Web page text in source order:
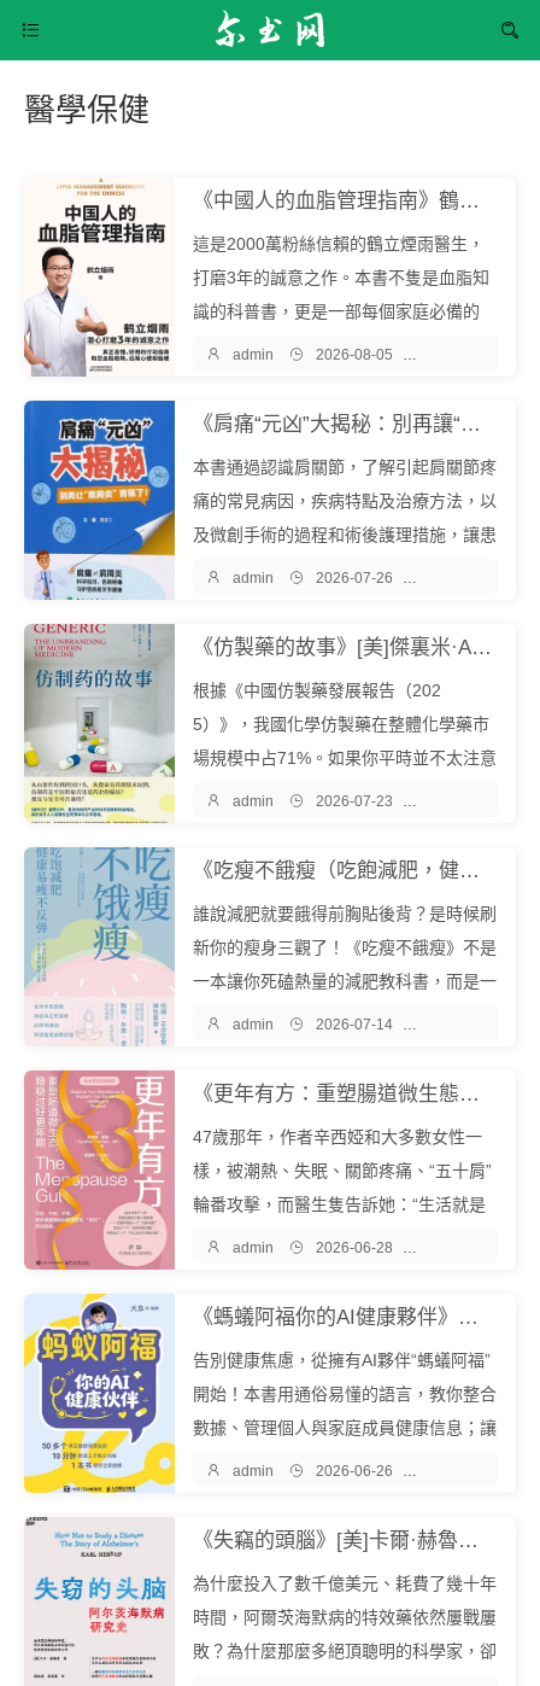


醫學保健
《中國人的血脂管理指南》鶴立煙雨『中文EPUB電子書下載 - 爾書網』
這是2000萬粉絲信賴的鶴立煙雨醫生，
打磨3年的誠意之作。本書不隻是血脂知
識的科普書，更是一部每個家庭必備的
“健康指南”。我們發自內心地希望所有關
升高的人看完這本書。相信您看完之後，
 admin  2026-08-05 
《肩痛“元凶”大揭秘：別再讓“肩周炎”背鍋了！》曹富江『中文EPUB電子書下載 - 爾書網』
本書通過認識肩關節，了解引起肩關節疼
痛的常見病因，疾病特點及治療方法，以
及微創手術的過程和術後護理措施，讓患
者正確認識肩痛，最大限度地恢複運動功
防、治療與康複相結合，立足臨床實踐，
供...
 admin  2026-07-26 
《仿製藥的故事》[美]傑裏米·A.格林『中文EPUB電子書下載 - 爾書網』
根據《中國仿製藥發展報告（202
5）》，我國化學仿製藥在整體化學藥市
場規模中占71%。如果你平時並不太注意
仿製藥和品牌藥的區別，那麼你吃下的藥
仿製藥歷來是個充滿爭議的話題。它曾被
騙的產物。...
 admin  2026-07-23 
《吃瘦不餓瘦（吃飽減肥，健康易瘦不反彈）》李博『中文EPUB電子書下載 - 爾書網』
誰說減肥就要餓得前胸貼後背？是時候刷
新你的瘦身三觀了！《吃瘦不餓瘦》不是
一本讓你死磕熱量的減肥教科書，而是一
份專為忙碌現代人定製的中醫智慧瘦身方
我們帶你解鎖屬於你體質的“瘦身密碼”
 admin  2026-07-14 
《更年有方：重塑腸道微生態，穩穩過好更年期》辛西婭·瑟洛（Cynthia Thurlow）『中文EPUB電子書下載 - 爾書網』
47歲那年，作者辛西婭和大多數女性一
樣，被潮熱、失眠、關節疼痛、“五十肩”
輪番攻擊，而醫生隻告訴她：“生活就是
這樣”。但她拒絕忍受。辛西婭在書中揭
迫接受的體重飆升、情緒失控、骨質疏
其...
 admin  2026-06-28 
《螞蟻阿福你的AI健康夥伴》大東『中文EPUB電子書下載 - 爾書網』
告別健康焦慮，從擁有AI夥伴“螞蟻阿福”
開始！本書用通俗易懂的語言，教你整合
數據、管理個人與家庭成員健康信息；讓
AI夥伴“螞蟻阿福”幫你解讀體檢報告、答
智能設備，定製慢性病管理方案，線上AI
 admin  2026-06-26 
《失竊的頭腦》[美]卡爾·赫魯普（Karl Herrup）『中文EPUB電子書下載 - 爾書網』
為什麼投入了數千億美元、耗費了幾十年
時間，阿爾茨海默病的特效藥依然屢戰屢
敗？為什麼那麼多絕頂聰明的科學家，卻